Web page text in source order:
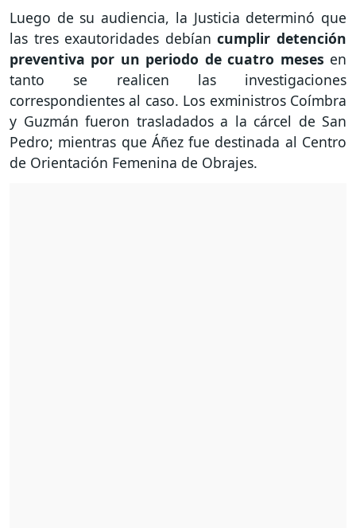
Luego de su audiencia, la Justicia determinó que
las tres exautoridades debían cumplir detención
preventiva por un periodo de cuatro meses en
tanto se realicen las investigaciones
correspondientes al caso. Los exministros Coímbra
y Guzmán fueron trasladados a la cárcel de San
Pedro; mientras que Áñez fue destinada al Centro
de Orientación Femenina de Obrajes.